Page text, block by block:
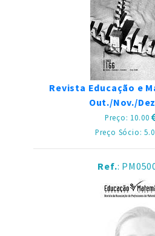
Revista Educação e
Out./Nov./
Preço: 10.00
Preço Sócio:
Ref.: